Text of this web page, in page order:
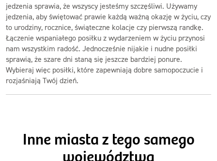
jedzenia sprawia, że wszyscy jesteśmy szczęśliwi. Używamy
jedzenia, aby świętować prawie każdą ważną okazję w życiu, czy
to urodziny, rocznice, świąteczne kolacje czy pierwszą randkę.
Łączenie wspaniałego posiłku z wydarzeniem w życiu przynosi
nam wszystkim radość. Jednocześnie nijakie i nudne posiłki
sprawią, że szare dni staną się jeszcze bardziej ponure.
Wybieraj więc posiłki, które zapewniają dobre samopoczucie i
rozjaśniają Twój dzień.
Inne miasta z tego samego